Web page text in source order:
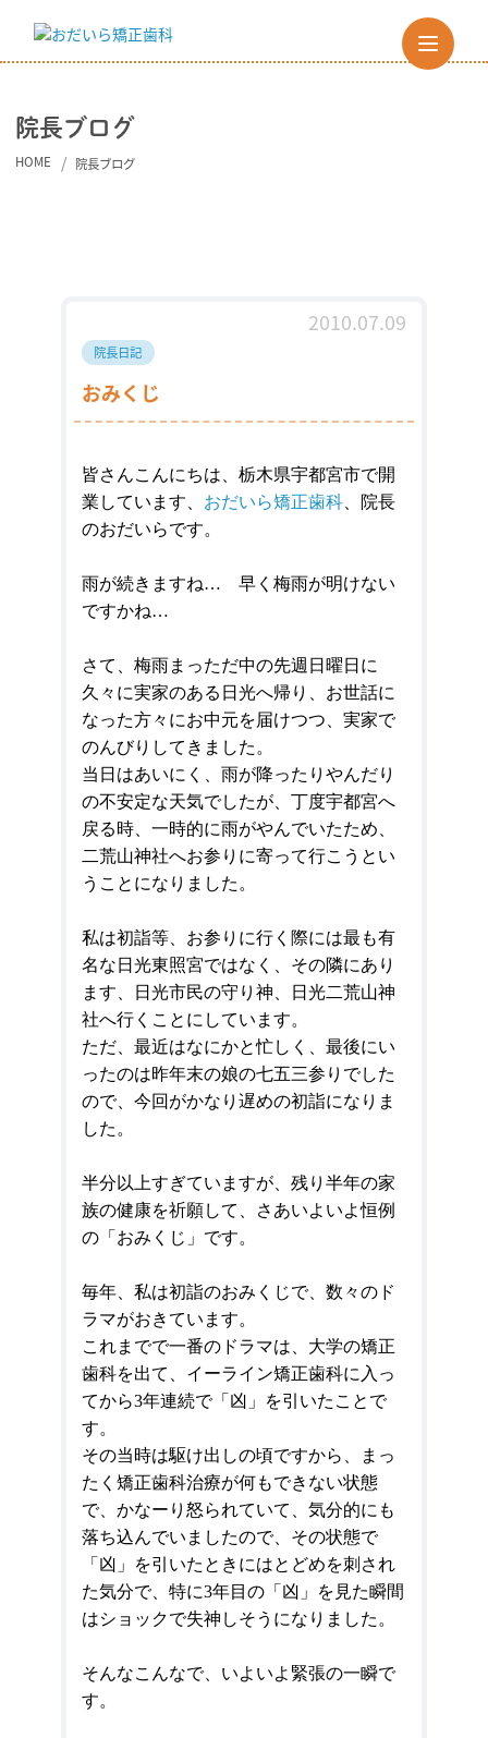
院長ブログ
HOME 院長ブログ
2010.07.09
院長日記
おみくじ
皆さんこんにちは、 栃木県宇都宮市で開
業しています、 おだいら矯正歯科 、院長
のおだいらです。
雨が続きますね… 早く梅雨が明けない
ですかね…
さて、梅雨まっただ中の先週日曜日に
久々に実家のある日光へ帰り、お世話に
なった方々にお中元を届けつつ、実家で
のんびりしてきました。
当日はあいにく、雨が降ったりやんだり
の不安定な天気でしたが、丁度宇都宮へ
戻る時、一時的に雨がやんでいたため、
二荒山神社へお参りに寄って行こうとい
うことになりました。
私は初詣等、お参りに行く際には最も有
名な日光東照宮ではなく、その隣にあり
ます、日光市民の守り神、日光二荒山神
社へ行くことにしています。
ただ、最近はなにかと忙しく、最後にい
ったのは昨年末の娘の七五三参りでした
ので、今回がかなり遅めの初詣になりま
した。
半分以上すぎていますが、残り半年の家
族の健康を祈願して、さあいよいよ恒例
の「おみくじ」です。
毎年、私は初詣のおみくじで、数々のド
ラマがおきています。
これまでで一番のドラマは、大学の矯正
歯科を出て、イーライン矯正歯科に入っ
てから3年連続で「凶」を引いたことで
す。
その当時は駆け出しの頃ですから、まっ
たく矯正歯科治療が何もできない状態
で、かなーり怒られていて、気分的にも
落ち込んでいましたので、その状態で
「凶」を引いたときにはとどめを刺され
た気分で、特に3年目の「凶」を見た瞬間
はショックで失神しそうになりました。
そんなこんなで、いよいよ緊張の一瞬で
す。